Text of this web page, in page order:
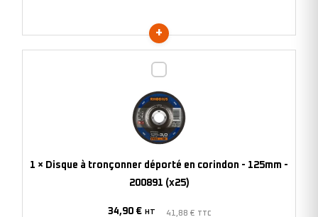
tronçonner
déporté
en
corindon
-
1 × Disque à tronçonner déporté en corindon - 125mm -
200891 (x25)
34,90 € HT 41,88 € TTC